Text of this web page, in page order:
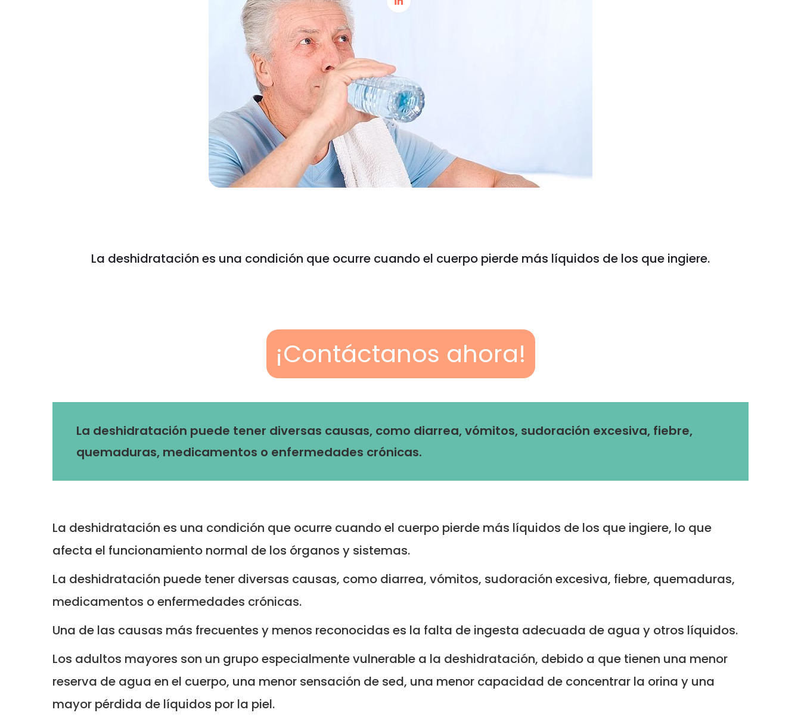
La deshidratación es una condición que ocurre cuando el cuerpo pierde más líquidos de los que ingiere.
¡Contáctanos ahora!
La deshidratación puede tener diversas causas, como diarrea, vómitos, sudoración excesiva, fiebre,
quemaduras, medicamentos o enfermedades crónicas.
La deshidratación es una condición que ocurre cuando el cuerpo pierde más líquidos de los que ingiere, lo que
afecta el funcionamiento normal de los órganos y sistemas.
La deshidratación puede tener diversas causas, como diarrea, vómitos, sudoración excesiva, fiebre, quemaduras,
medicamentos o enfermedades crónicas.
Una de las causas más frecuentes y menos reconocidas es la falta de ingesta adecuada de agua y otros líquidos.
Los adultos mayores son un grupo especialmente vulnerable a la deshidratación, debido a que tienen una menor
reserva de agua en el cuerpo, una menor sensación de sed, una menor capacidad de concentrar la orina y una
mayor pérdida de líquidos por la piel.